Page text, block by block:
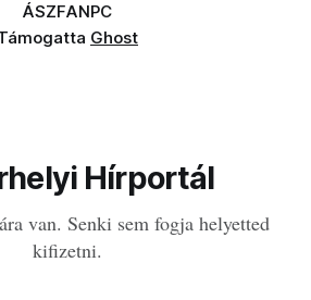
ÁSZFANPC
Ghost
Hírportál
van. Senki sem fogja helyetted
kifizetni.